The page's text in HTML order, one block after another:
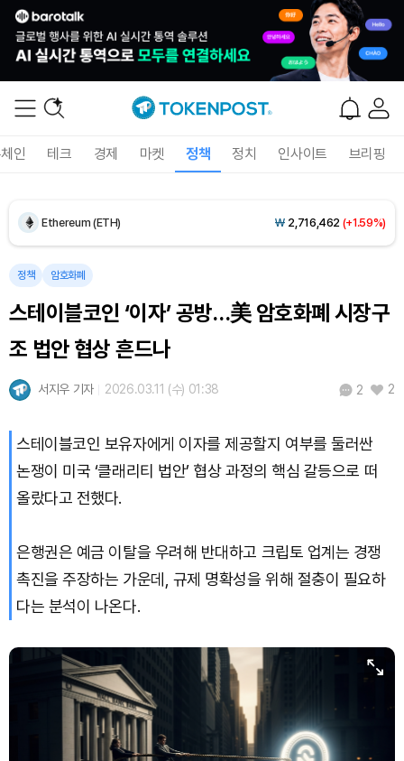
인 테크 경제 마켓 정책 정치 인사이트 브리핑
Ethereum (ETH) ₩ 2,716,462 (+1.59%)
Tether USDt (USDT)
BNB (BNB) ₩841,550(-1.50%)
USDC (USDC)
Solana (SOL) ₩104,009(-1.34%)
TRON (TRX)
Dogecoin (DOGE) ₩98.12 (-1.27%)
정책 암호화폐
스테이블코인 ‘이자’ 공방…美 암호화폐 시장구
조 법안 협상 흔드나
서지우 기자 2026.03.11 (수) 01:38 2 2
스테이블코인 보유자에게 이자를 제공할지 여부를 둘러싼
논쟁이 미국 ‘클래리티 법안’ 협상 과정의 핵심 갈등으로 떠
올랐다고 전했다.
은행권은 예금 이탈을 우려해 반대하고 크립토 업계는 경쟁
촉진을 주장하는 가운데, 규제 명확성을 위해 절충이 필요하
다는 분석이 나온다.